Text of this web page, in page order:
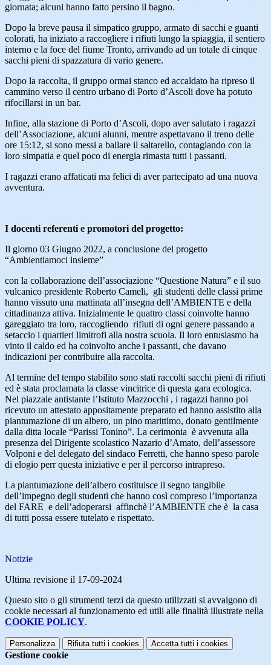
giornata; alcuni hanno fatto persino il bagno.
Dopo la breve pausa il simpatico gruppo, armato di sacchi e guanti
colorati, ha iniziato a raccogliere i rifiuti lungo la spiaggia, il sentiero
interno e la foce del fiume Tronto, arrivando ad un totale di cinque
sacchi pieni di spazzatura di vario genere.
Dopo la raccolta, il gruppo ormai stanco ed accaldato ha ripreso il
cammino verso il centro urbano di Porto d’Ascoli dove ha potuto
rifocillarsi in un bar.
Infine, alla stazione di Porto d’Ascoli, dopo aver salutato i ragazzi
dell’Associazione, alcuni alunni, mentre aspettavano il treno delle
ore 15:12, si sono messi a ballare il saltarello, contagiando con la
loro simpatia e quel poco di energia rimasta tutti i passanti.
I ragazzi erano affaticati ma felici di aver partecipato ad una nuova
avventura.
I docenti referenti e promotori del progetto:
Il giorno 03 Giugno 2022, a conclusione del progetto
“Ambientiamoci insieme”
con la collaborazione dell’associazione “Questione Natura” e il suo
vulcanico presidente Roberto Cameli, gli studenti delle classi prime
hanno vissuto una mattinata all’insegna dell’AMBIENTE e della
cittadinanza attiva. Inizialmente le quattro classi coinvolte hanno
gareggiato tra loro, raccogliendo rifiuti di ogni genere passando a
setaccio i quartieri limitrofi alla nostra scuola. Il loro entusiasmo ha
vinto il caldo ed ha coinvolto anche i passanti, che davano
indicazioni per contribuire alla raccolta.
Al termine del tempo stabilito sono stati raccolti sacchi pieni di rifiuti
ed è stata proclamata la classe vincitrice di questa gara ecologica.
Nel piazzale antistante l’Istituto Mazzocchi , i ragazzi hanno poi
ricevuto un attestato appositamente preparato ed hanno assistito alla
piantumazione di un albero, un pino marittimo, donato gentilmente
dalla ditta locale “Parissi Tonino”. La cerimonia è avvenuta alla
presenza del Dirigente scolastico Nazario d’Amato, dell’assessore
Volponi e del delegato del sindaco Ferretti, che hanno speso parole
di elogio perr questa iniziative e per il percorso intrapreso.
La piantumazione dell’albero costituisce il segno tangibile
dell’impegno degli studenti che hanno così compreso l’importanza
del FARE e dell’adoperarsi affinchè l’AMBIENTE che è la casa
di tutti possa essere tutelato e rispettato.
Notizie
Ultima revisione il 17-09-2024
Questo sito o gli strumenti terzi da questo utilizzati si avvalgono di
cookie necessari al funzionamento ed utili alle finalità illustrate nella
COOKIE POLICY.
Personalizza Rifiuta tutti i cookies Accetta tutti i cookies
Gestione cookie